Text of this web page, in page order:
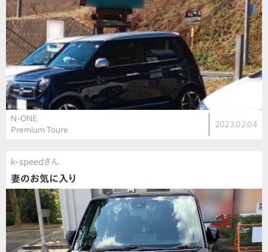
N-ONE
Premium Toure
2023.02.04
k-speedさん
妻のお気に入り